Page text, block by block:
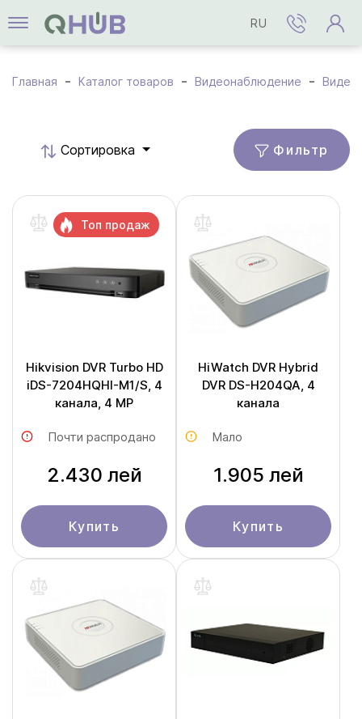
RU
Главная Каталог товаров Видеонаблюдение
Cортировка Фильтр
Hikvision DVR Turbo HD
iDS-7204HQHI-M1/S, 4
канала, 4 MP
Почти распродано
2.430 лей
Купить
Топ продаж
HiWatch DVR Hybrid
DVR DS-H204QA, 4
канала
Мало
1.905 лей
Купить